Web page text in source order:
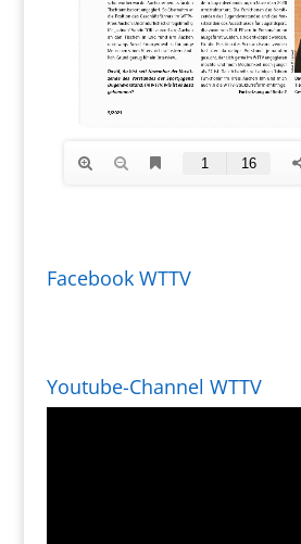
Facebook WTTV
Youtube-Channel WTTV